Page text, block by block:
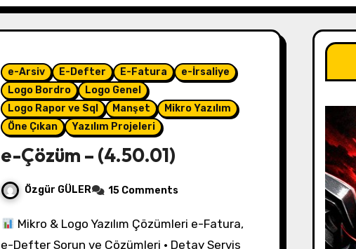
e-Arsiv E-Defter E-Fatura
e-İrsaliye
Logo Bordro
Logo Genel
Logo Rapor ve Sql
Manşet
Mikro Yazılım
Öne Çıkan
Yazılım Projeleri
e-Çözüm – (4.50.01)
Özgür GÜLER 15 Comments
Mikro & Logo Yazılım Çözümleri e-Fatura,
e-Defter Sorun ve Çözümleri • Detay Servis